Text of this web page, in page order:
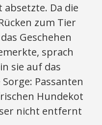
absetzte. Da die
zum Tier
Geschehen
sprach
sie auf das
Passanten
Hundekot
nicht entfernt